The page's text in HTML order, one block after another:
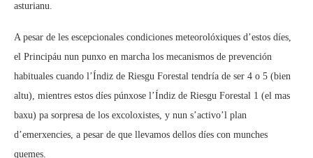
asturianu.
A pesar de les escepcionales condiciones meteorolóxiques d’estos díes,
el Principáu nun punxo en marcha los mecanismos de prevención
habituales cuando l’Índiz de Riesgu Forestal tendría de ser 4 o 5 (bien
altu), mientres estos díes púnxose l’Índiz de Riesgu Forestal 1 (el mas
baxu) pa sorpresa de los excoloxistes, y nun s’activo’l plan
d’emerxencies, a pesar de que llevamos dellos díes con munches
quemes.